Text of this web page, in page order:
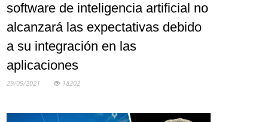
software de inteligencia artificial no
alcanzará las expectativas debido
a su integración en las
aplicaciones
29/09/2021 18202